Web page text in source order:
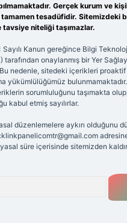
Gerçek kurum ve
tesadüfidir. Sitemizdeki
tavsiye niteliği taşımazlar.
Sayılı Kanun gereğince Bilgi
tarafından onaylanmış bir Yer
nedenle, sitedeki içerikleri
yükümlülüğümüz
sorumluluğunu taşımakta
kabul etmiş sayılırlar.
düzenlemelere aykırı olduğunu
süre içerisinde sitemizden